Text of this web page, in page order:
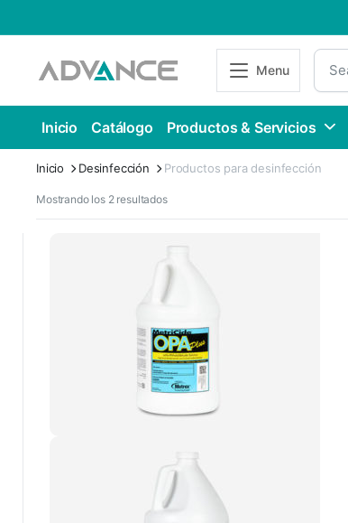
Menu
Inicio Catálogo Productos & Servicios
Inicio Desinfección Productos para desinfección
Mostrando los 2 resultados